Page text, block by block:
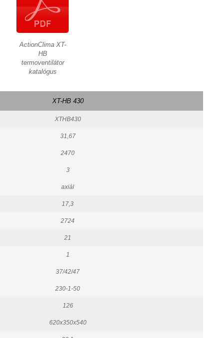
ActionClima XT-
HB
termoventilátor
katalógus
XT-HB 430
XTHB430
31,67
2470
3
axiál
17,3
2724
21
1
37/42/47
230-1-50
126
620x350x540